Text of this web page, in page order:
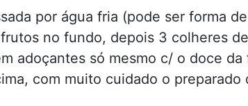
por água fria (pode ser forma
no fundo, depois 3 colheres
adoçantes só mesmo c/ o doce
com muito cuidado o preparado